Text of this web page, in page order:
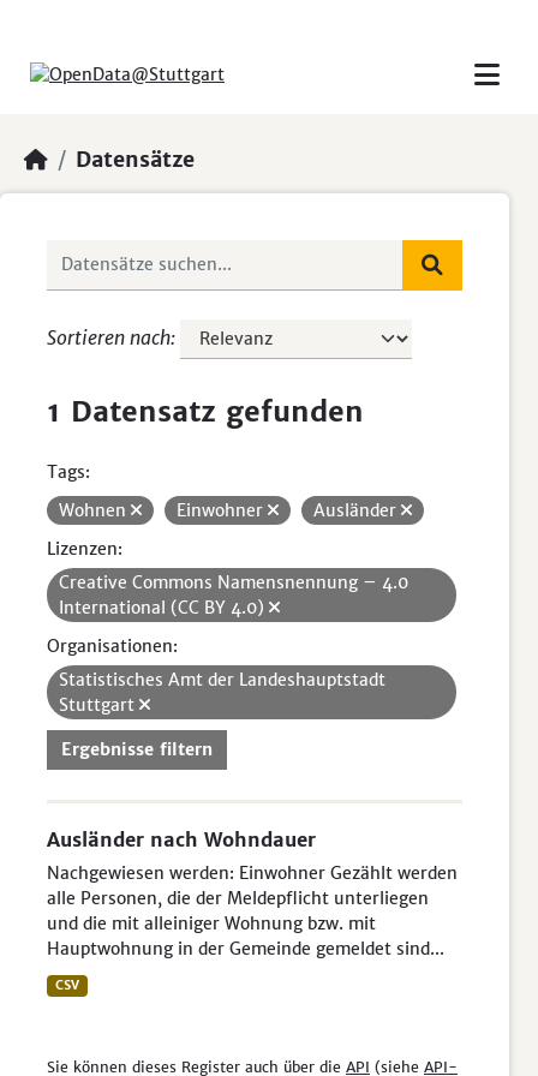
Datensätze
Sortieren nach
1 Datensatz gefunden
Tags:
Wohnen
Einwohner
Ausländer
Lizenzen:
Creative Commons Namensnennung – 4.0
International (CC BY 4.0)
Organisationen:
Statistisches Amt der Landeshauptstadt
Stuttgart
Ergebnisse filtern
Ausländer nach Wohndauer
Nachgewiesen werden: Einwohner Gezählt werden
alle Personen, die der Meldepflicht unterliegen
und die mit alleiniger Wohnung bzw. mit
Hauptwohnung in der Gemeinde gemeldet sind...
CSV
Sie können dieses Register auch über die API (siehe API-